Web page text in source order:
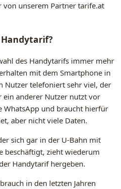
unserem Partner tarife.at
des Handytarifs immer mehr
mit dem Smartphone in
Nutzer telefoniert sehr viel, der
ein anderer Nutzer nutzt vor
WhatsApp und braucht hierfür
aber nicht viele Daten.
sich gar in der U-Bahn mit
beschäftigt, zieht wiederum
Handytarif hergeben.
in den letzten Jahren